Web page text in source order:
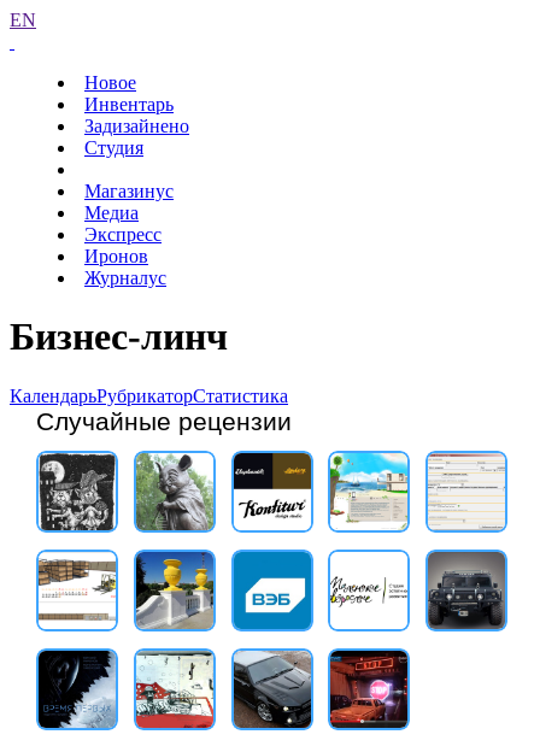
EN
Новое
Инвентарь
Задизайнено
Студия
Магазинус
Медиа
Экспресс
Иронов
Журналус
Бизнес-линч
КалендарьРубрикаторСтатистика
Случайные рецензии